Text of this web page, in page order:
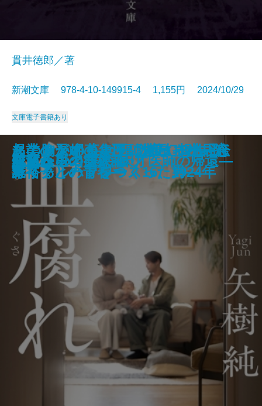
花と火の帝〔上〕
花と火の帝〔下〕
こいごころ
飢餓俳優 菅原文太伝
告発者〔上〕
告発者〔下〕
おちゃめなパティ
若草物語
名探偵の顔が良い―天草茅夢のジ
ャンクな事件簿―
邯鄲の島遥かなり〔中〕
貫井徳郎／著
新潮文庫 978-4-10-149915-4 1,155円 2024/10/29
文庫電子書籍あり
血腐れ
あしたの名医2―天才医師の帰還―
敗北からの芸人論
起業の天才！―江副浩正 8兆円企
業リクルートをつくった男―
チェレンコフの眠り
あの胸が岬のように遠かった―河
野裕子との青春―
花散る里の病棟
灯台へ
このサンドイッチ、マヨネーズ忘
れてる ハプワース16、1924年
タナトスの蒐集匣 -耽美幻想作品
集-